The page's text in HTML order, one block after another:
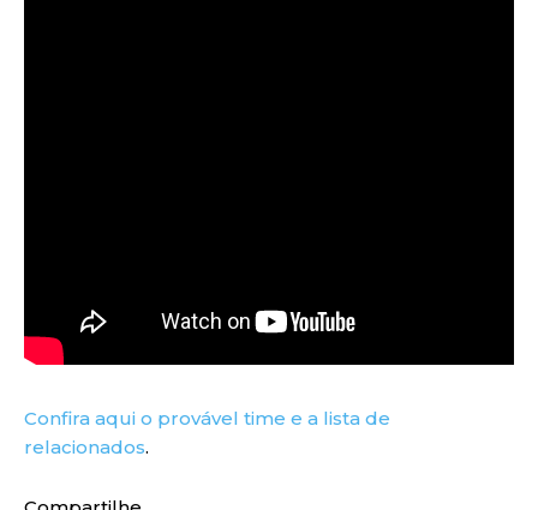
Confira aqui o provável time e a lista de
relacionados.